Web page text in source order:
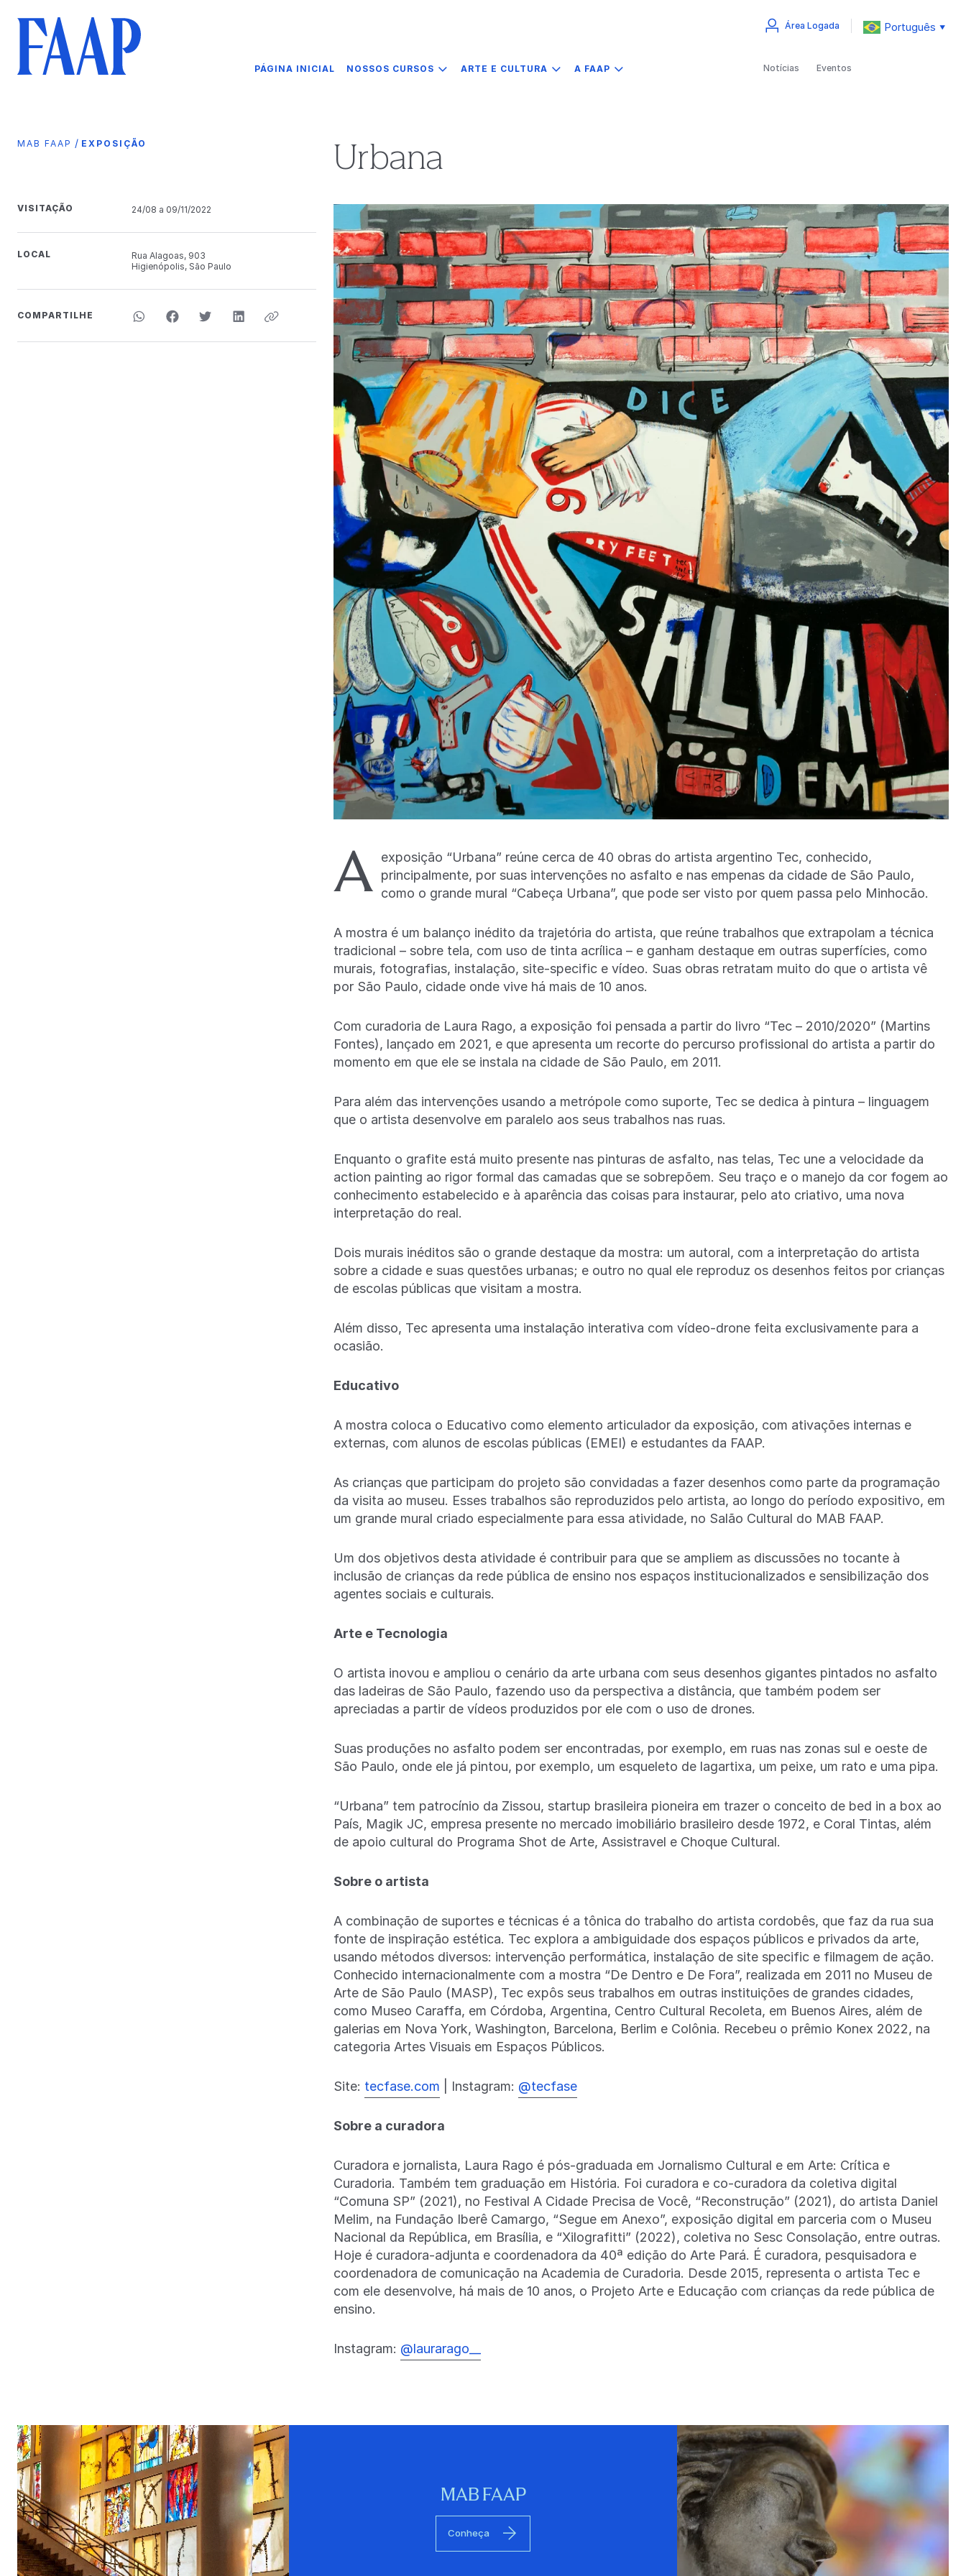
PÁGINA INICIAL NOSSOS CURSOS ARTE E CULTURA A FAAP
Área Logada Português ▼
Notícias Eventos
MAB FAAP / EXPOSIÇÃO Urbana
VISITAÇÃO 24/08 a 09/11/2022
LOCAL
Rua Alagoas, 903
Higienópolis, São Paulo
COMPARTILHE
A exposição “Urbana” reúne cerca de 40 obras do artista argentino Tec, conhecido,
principalmente, por suas intervenções no asfalto e nas empenas da cidade de São Paulo,
como o grande mural “Cabeça Urbana”, que pode ser visto por quem passa pelo Minhocão.
A mostra é um balanço inédito da trajetória do artista, que reúne trabalhos que extrapolam a técnica
tradicional – sobre tela, com uso de tinta acrílica – e ganham destaque em outras superfícies, como
murais, fotografias, instalação, site-specific e vídeo. Suas obras retratam muito do que o artista vê
por São Paulo, cidade onde vive há mais de 10 anos.
Com curadoria de Laura Rago, a exposição foi pensada a partir do livro “Tec – 2010/2020” (Martins
Fontes), lançado em 2021, e que apresenta um recorte do percurso profissional do artista a partir do
momento em que ele se instala na cidade de São Paulo, em 2011.
Para além das intervenções usando a metrópole como suporte, Tec se dedica à pintura – linguagem
que o artista desenvolve em paralelo aos seus trabalhos nas ruas.
Enquanto o grafite está muito presente nas pinturas de asfalto, nas telas, Tec une a velocidade da
action painting ao rigor formal das camadas que se sobrepõem. Seu traço e o manejo da cor fogem ao
conhecimento estabelecido e à aparência das coisas para instaurar, pelo ato criativo, uma nova
interpretação do real.
Dois murais inéditos são o grande destaque da mostra: um autoral, com a interpretação do artista
sobre a cidade e suas questões urbanas; e outro no qual ele reproduz os desenhos feitos por crianças
de escolas públicas que visitam a mostra.
Além disso, Tec apresenta uma instalação interativa com vídeo-drone feita exclusivamente para a
ocasião.
Educativo
A mostra coloca o Educativo como elemento articulador da exposição, com ativações internas e
externas, com alunos de escolas públicas (EMEI) e estudantes da FAAP.
As crianças que participam do projeto são convidadas a fazer desenhos como parte da programação
da visita ao museu. Esses trabalhos são reproduzidos pelo artista, ao longo do período expositivo, em
um grande mural criado especialmente para essa atividade, no Salão Cultural do MAB FAAP.
Um dos objetivos desta atividade é contribuir para que se ampliem as discussões no tocante à
inclusão de crianças da rede pública de ensino nos espaços institucionalizados e sensibilização dos
agentes sociais e culturais.
Arte e Tecnologia
O artista inovou e ampliou o cenário da arte urbana com seus desenhos gigantes pintados no asfalto
das ladeiras de São Paulo, fazendo uso da perspectiva a distância, que também podem ser
apreciadas a partir de vídeos produzidos por ele com o uso de drones.
Suas produções no asfalto podem ser encontradas, por exemplo, em ruas nas zonas sul e oeste de
São Paulo, onde ele já pintou, por exemplo, um esqueleto de lagartixa, um peixe, um rato e uma pipa.
“Urbana” tem patrocínio da Zissou, startup brasileira pioneira em trazer o conceito de bed in a box ao
País, Magik JC, empresa presente no mercado imobiliário brasileiro desde 1972, e Coral Tintas, além
de apoio cultural do Programa Shot de Arte, Assistravel e Choque Cultural.
Sobre o artista
A combinação de suportes e técnicas é a tônica do trabalho do artista cordobês, que faz da rua sua
fonte de inspiração estética. Tec explora a ambiguidade dos espaços públicos e privados da arte,
usando métodos diversos: intervenção performática, instalação de site specific e filmagem de ação.
Conhecido internacionalmente com a mostra “De Dentro e De Fora”, realizada em 2011 no Museu de
Arte de São Paulo (MASP), Tec expôs seus trabalhos em outras instituições de grandes cidades,
como Museo Caraffa, em Córdoba, Argentina, Centro Cultural Recoleta, em Buenos Aires, além de
galerias em Nova York, Washington, Barcelona, Berlim e Colônia. Recebeu o prêmio Konex 2022, na
categoria Artes Visuais em Espaços Públicos.
Site: tecfase.com | Instagram: @tecfase
Sobre a curadora
Curadora e jornalista, Laura Rago é pós-graduada em Jornalismo Cultural e em Arte: Crítica e
Curadoria. Também tem graduação em História. Foi curadora e co-curadora da coletiva digital
“Comuna SP” (2021), no Festival A Cidade Precisa de Você, “Reconstrução” (2021), do artista Daniel
Melim, na Fundação Iberê Camargo, “Segue em Anexo”, exposição digital em parceria com o Museu
Nacional da República, em Brasília, e “Xilografitti” (2022), coletiva no Sesc Consolação, entre outras.
Hoje é curadora-adjunta e coordenadora da 40ª edição do Arte Pará. É curadora, pesquisadora e
coordenadora de comunicação na Academia de Curadoria. Desde 2015, representa o artista Tec e
com ele desenvolve, há mais de 10 anos, o Projeto Arte e Educação com crianças da rede pública de
ensino.
Instagram: @laurarago__
MAB FAAP
Conheça